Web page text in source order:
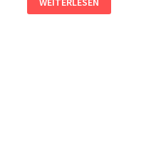
AWESOME:
GRAFIKEN